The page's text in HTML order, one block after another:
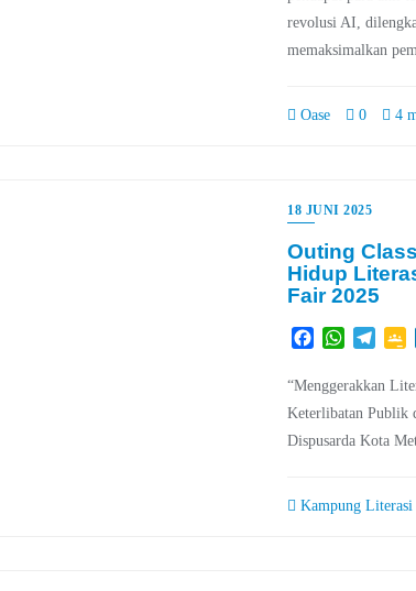
revolusi AI,
memaksimalkan
Oase 0 4
18 JUNI 2025
Outing
Hidup
Fair 2025
Facebook
“Menggerakkan
Keterlibatan Publik
Dispusarda Kota
Kampung Literasi